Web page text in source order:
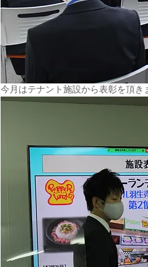
今月はテナント施設から表彰を頂き